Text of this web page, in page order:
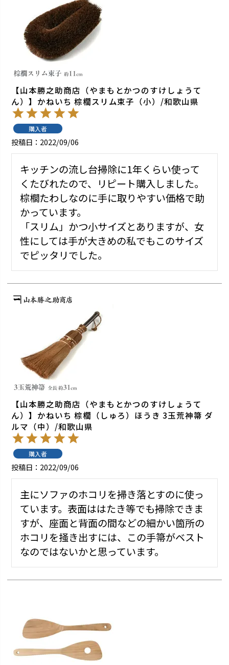
【山本勝之助商店（やまもとかつのすけしょうて
ん）】かねいち 棕櫚スリム束子（小）/和歌山県
購入者
投稿日 2022/09/06
キッチンの流し台掃除に1年くらい使って
くたびれたので、リピート購入しました。
棕櫚たわしなのに手に取りやすい価格で助
かっています。
「スリム」かつ小サイズとありますが、女
性にしては手が大きめの私でもこのサイズ
でピッタリでした。
【山本勝之助商店（やまもとかつのすけしょうて
ん）】かねいち 棕櫚（しゅろ）ほうき 3玉荒神箒 ダ
ルマ（中）/和歌山県
購入者
投稿日 2022/09/06
主にソファのホコリを掃き落とすのに使っ
ています。表面ははたき等でも掃除できま
すが、座面と背面の間などの細かい箇所の
ホコリを掻き出すには、この手箒がベスト
なのではないかと思っています。